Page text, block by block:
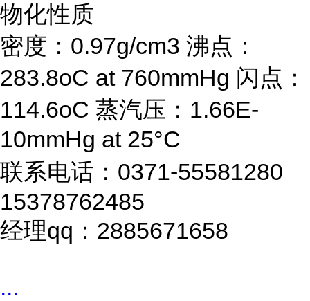
物化性质
密度：0.97g/cm3 沸点：
283.8oC at 760mmHg 闪点：
114.6oC 蒸汽压：1.66E-
10mmHg at 25°C
联系电话：0371-55581280
15378762485
经理qq：2885671658
...